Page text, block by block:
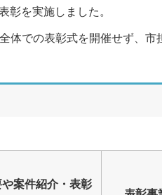
を実施しました。
体での表彰式を開催せず、市
案件紹介・表彰